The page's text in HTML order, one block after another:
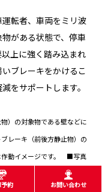
転者、車両をミリ波
がある状態で、停車
上に強く踏み込まれ
ブレーキをかけるこ
をサポートします。
）の対象物である壁などに
レーキ（前後方静止物）の
動イメージです。 ■写真
約 お問い合わせ